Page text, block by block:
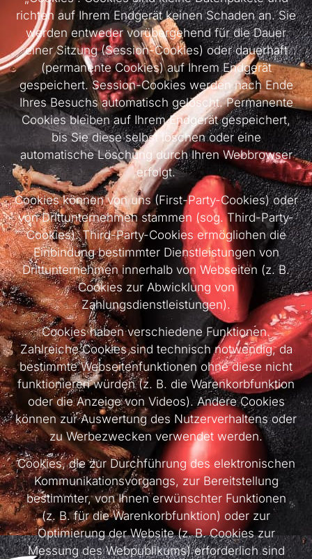
richten auf Ihrem Endgerät keinen Schaden an. Sie
werden entweder vorübergehend für die Dauer
einer Sitzung (Session-Cookies) oder dauerhaft
(permanente Cookies) auf Ihrem Endgerät
gespeichert. Session-Cookies werden nach Ende
Ihres Besuchs automatisch gelöscht. Permanente
Cookies bleiben auf Ihrem Endgerät gespeichert,
bis Sie diese selbst löschen oder eine
automatische Löschung durch Ihren Webbrowser
erfolgt.
Cookies können von uns (First-Party-Cookies) oder
von Drittunternehmen stammen (sog. Third-Party-
Cookies). Third-Party-Cookies ermöglichen die
Einbindung bestimmter Dienstleistungen von
Drittunternehmen innerhalb von Webseiten (z. B.
Cookies zur Abwicklung von
Zahlungsdienstleistungen).
Cookies haben verschiedene Funktionen.
Zahlreiche Cookies sind technisch notwendig, da
bestimmte Webseitenfunktionen ohne diese nicht
funktionieren würden (z. B. die Warenkorbfunktion
oder die Anzeige von Videos). Andere Cookies
können zur Auswertung des Nutzerverhaltens oder
zu Werbezwecken verwendet werden.
Cookies, die zur Durchführung des elektronischen
Kommunikationsvorgangs, zur Bereitstellung
bestimmter, von Ihnen erwünschter Funktionen
(z. B. für die Warenkorbfunktion) oder zur
Optimierung der Website (z. B. Cookies zur
Messung des Webpublikums) erforderlich sind